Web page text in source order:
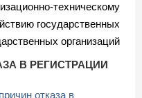
техническому
государственных
организаций
В РЕГИСТРАЦИИ
отказа в